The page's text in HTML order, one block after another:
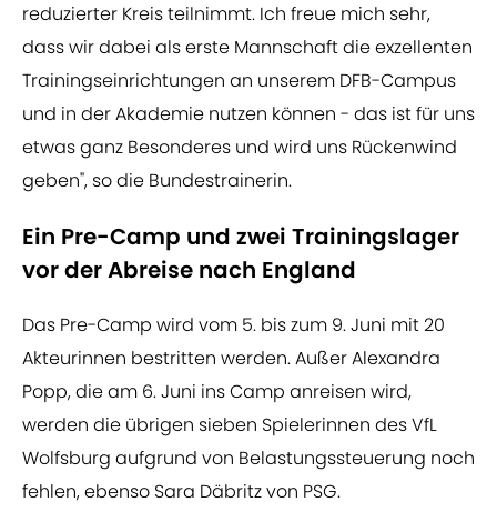
reduzierter Kreis teilnimmt. Ich freue mich sehr,
dass wir dabei als erste Mannschaft die exzellenten
Trainingseinrichtungen an unserem DFB-Campus
und in der Akademie nutzen können - das ist für uns
etwas ganz Besonderes und wird uns Rückenwind
geben", so die Bundestrainerin.
Ein Pre-Camp und zwei Trainingslager
vor der Abreise nach England
Das Pre-Camp wird vom 5. bis zum 9. Juni mit 20
Akteurinnen bestritten werden. Außer Alexandra
Popp, die am 6. Juni ins Camp anreisen wird,
werden die übrigen sieben Spielerinnen des VfL
Wolfsburg aufgrund von Belastungssteuerung noch
fehlen, ebenso Sara Däbritz von PSG.